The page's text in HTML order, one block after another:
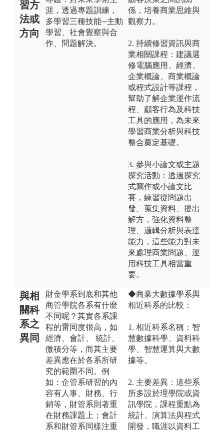
習方
法或
方向
涯，透過專題訓練，
多學習三種技能─主動
學習、社會覺察與合
作、問題解決。
係，培養商業思維與
觀察力。
2. 持續修習資訊與商
業相關課程：建議選
修電腦應用、經濟、
企業概論、商業概論
或程式設計等課程，
幫助了解企業運作流
程、顧客行為及科技
工具的應用，為未來
學習商業分析與科技
整合奠定基礎。
3. 參與小論文或主題
探究活動：透過探究
式寫作或小論文比
賽，練習從問題出
發、蒐集資料、提出
解方，強化資料整
理、邏輯分析與表達
能力，這些能力對未
來處理商業問題、運
用科技工具相當重
要。
與相
關科
系之
異同
財金學系到底和其他
商管學院各系有什麼
不同呢？其實各系課
程的雷同度很高，如
經濟、會計、 統計、
微積分等，而其主要
差異應在於各系所研
究的範圍不同。例
如：企管系研習的內
容有人事、財務、行
銷等，財管系則著重
在財務課題上；會計
系和財管系同樣注重
◆商業大數據學系與
相近科系的比較：
1. 相近科系名稱：智
慧數據科學、資料科
學、智慧運算與大數
據等。
2. 主要差異：這些系
所多設於理學院或資
訊學院，課程重點為
統計、演算法與程式
開發，職涯以資料工